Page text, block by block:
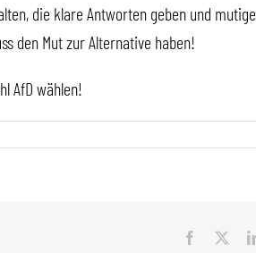
die klare Antworten geben und mutige
den Mut zur Alternative haben!
AfD wählen!
Facebook